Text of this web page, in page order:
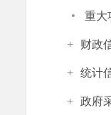
· 重大
+ 财政
+ 统计
+ 政府